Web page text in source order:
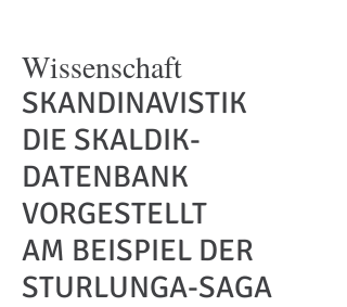
Wissenschaft
SKANDINAVISTIK
DIE SKALDIK-
DATENBANK
VORGESTELLT
AM BEISPIEL DER
STURLUNGA-SAGA